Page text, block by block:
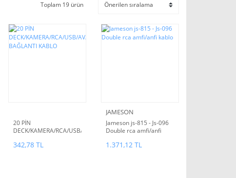
Toplam 19 ürün
20 PİN
DECK/KAMERA/RCA/USB/AV/BLUETOOTH
342,78 TL
JAMESON
Jameson js-815 - Js-096
Double rca amfi/anfi
1.371,12 TL